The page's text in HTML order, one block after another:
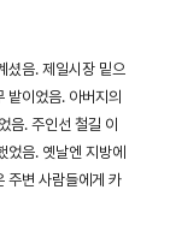
셨음. 제일시장 밑으
밭이었음. 아버지의
음. 주인선 철길 이
었음. 옛날엔 지방에
주변 사람들에게 카